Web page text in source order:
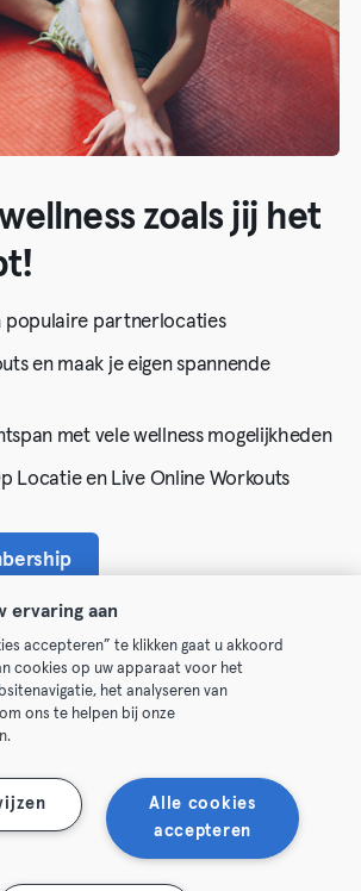
zoals jij het
populaire partnerlocaties
en maak je eigen spannende
met vele wellness mogelijkheden
Locatie en Live Online Workouts
Privacy Bedrijfsgegevens
terug
ervaring aan
accepteren” te klikken gaat u akkoord
cookies op uw apparaat voor het
het analyseren van
ons te helpen bij onze
Alle cookies
accepteren